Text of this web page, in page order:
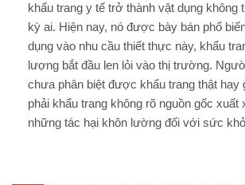
khẩu trang y tế trở thành vật dụng không
kỳ ai. Hiện nay, nó được bày bán phổ
dụng vào nhu cầu thiết thực này, khẩu
lượng bắt đầu len lỏi vào thị trường.
chưa phân biệt được khẩu trang thật hay
phải khẩu trang không rõ nguồn gốc xuất
những tác hại khôn lường đối với sức